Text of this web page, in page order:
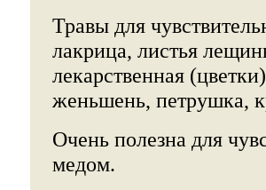
Травы для
лакрица, листья
лекарственная
женьшень, петрушка,
Очень полезна для
медом.